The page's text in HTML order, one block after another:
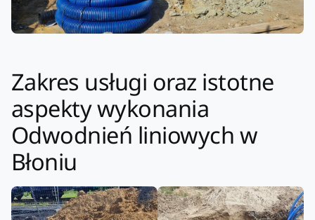
Zakres usługi oraz istotne
aspekty wykonania
Odwodnień liniowych w
Błoniu